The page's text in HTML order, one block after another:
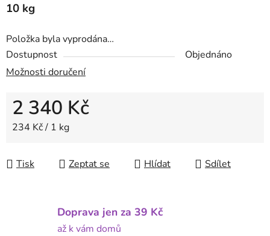
10 kg
Položka byla vyprodána…
Dostupnost
Objednáno
Možnosti doručení
2 340 Kč
Měrná cena:
234 Kč / 1 kg
Tisk Zeptat se Hlídat Sdílet
Doprava jen za 39 Kč
až k vám domů